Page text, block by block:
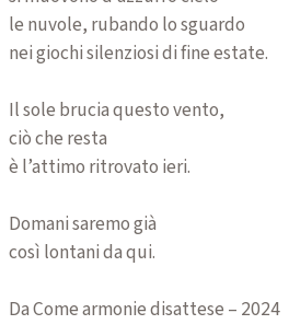
le nuvole, rubando lo sguardo
nei giochi silenziosi di fine estate.
Il sole brucia questo vento,
ciò che resta
è l’attimo ritrovato ieri.
Domani saremo già
così lontani da qui.
Da Come armonie disattese – 2024